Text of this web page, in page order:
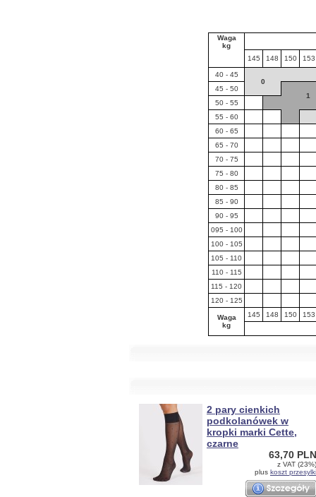
Waga
kg
145
148 150 153
40 - 45
0
45 - 50
1
50 - 55
55 - 60
60 - 65
65 - 70
70 - 75
75 - 80
80 - 85
85 - 90
90 - 95
095 - 100
100 - 105
105 - 110
110 - 115
115 - 120
120 - 125
Waga
kg
145 148 150 153
2 pary cienkich
podkolanówek w
kropki marki Cette,
czarne
63,70 PLN
z VAT (23%)
plus koszt przesylki